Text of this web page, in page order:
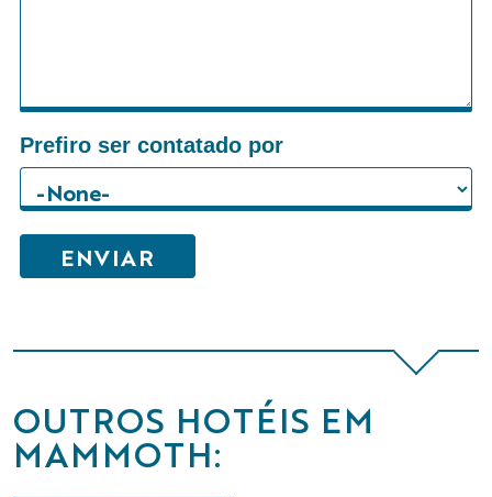
Prefiro ser contatado por
OUTROS HOTÉIS EM
MAMMOTH: